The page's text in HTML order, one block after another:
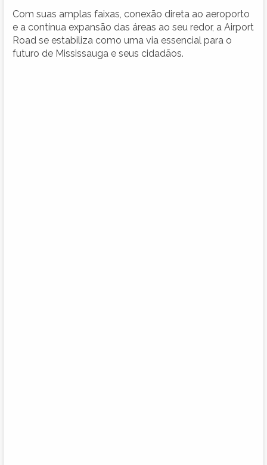
Com suas amplas faixas, conexão direta ao aeroporto
e a contínua expansão das áreas ao seu redor, a Airport
Road se estabiliza como uma via essencial para o
futuro de Mississauga e seus cidadãos.